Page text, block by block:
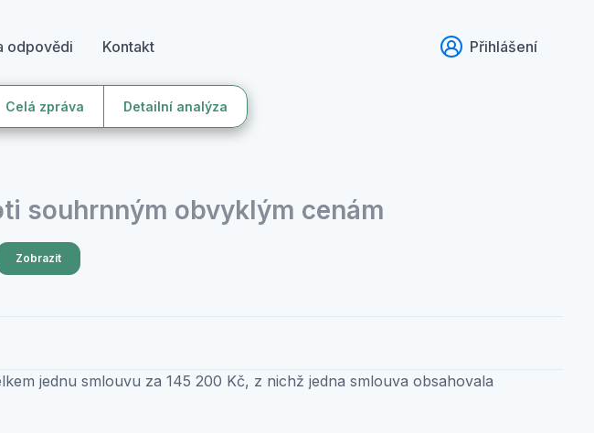
Přihlášení
odpovědi Kontakt
Celá zpráva Detailní analýza
souhrnným obvyklým cenám
Zobrazit
jednu smlouvu za 145 200 Kč, z nichž jedna smlouva obsahovala